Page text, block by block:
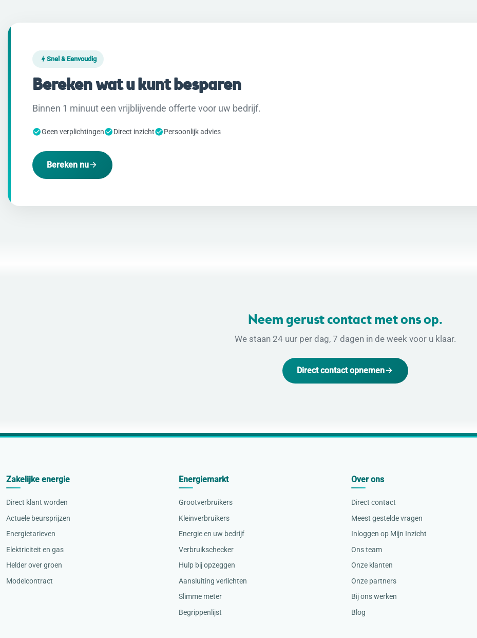
Snel & Eenvoudig
Bereken wat u kunt besparen
Binnen 1 minuut een vrijblijvende offerte voor uw bedrijf.
Geen verplichtingen Direct inzicht Persoonlijk advies
Bereken nu
Neem gerust contact met ons op.
We staan 24 uur per dag, 7 dagen in de week voor u klaar.
Direct contact opnemen
Zakelijke energie
Direct klant worden
Actuele beursprijzen
Energietarieven
Elektriciteit en gas
Helder over groen
Modelcontract
Energiemarkt
Grootverbruikers
Kleinverbruikers
Energie en uw bedrijf
Verbruikschecker
Hulp bij opzeggen
Aansluiting verlichten
Slimme meter
Begrippenlijst
Over ons
Direct contact
Meest gestelde vragen
Inloggen op Mijn Inzicht
Ons team
Onze klanten
Onze partners
Bij ons werken
Blog